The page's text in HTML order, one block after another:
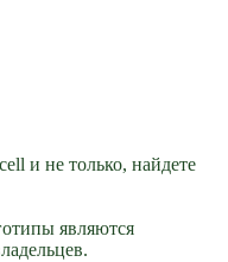
и не только, найдете
являются